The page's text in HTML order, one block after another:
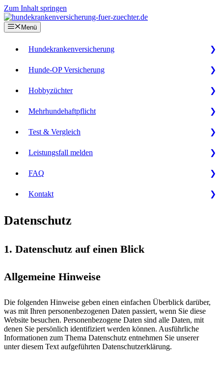
Zum Inhalt springen
Menü
Hundekrankenversicherung
Hunde-OP Versicherung
Hobbyzüchter
Mehrhundehaftpflicht
Test & Vergleich
Leistungsfall melden
FAQ
Kontakt
Datenschutz
1. Datenschutz auf einen Blick
Allgemeine Hinweise
Die folgenden Hinweise geben einen einfachen Überblick darüber,
was mit Ihren personenbezogenen Daten passiert, wenn Sie diese
Website besuchen. Personenbezogene Daten sind alle Daten, mit
denen Sie persönlich identifiziert werden können. Ausführliche
Informationen zum Thema Datenschutz entnehmen Sie unserer
unter diesem Text aufgeführten Datenschutzerklärung.